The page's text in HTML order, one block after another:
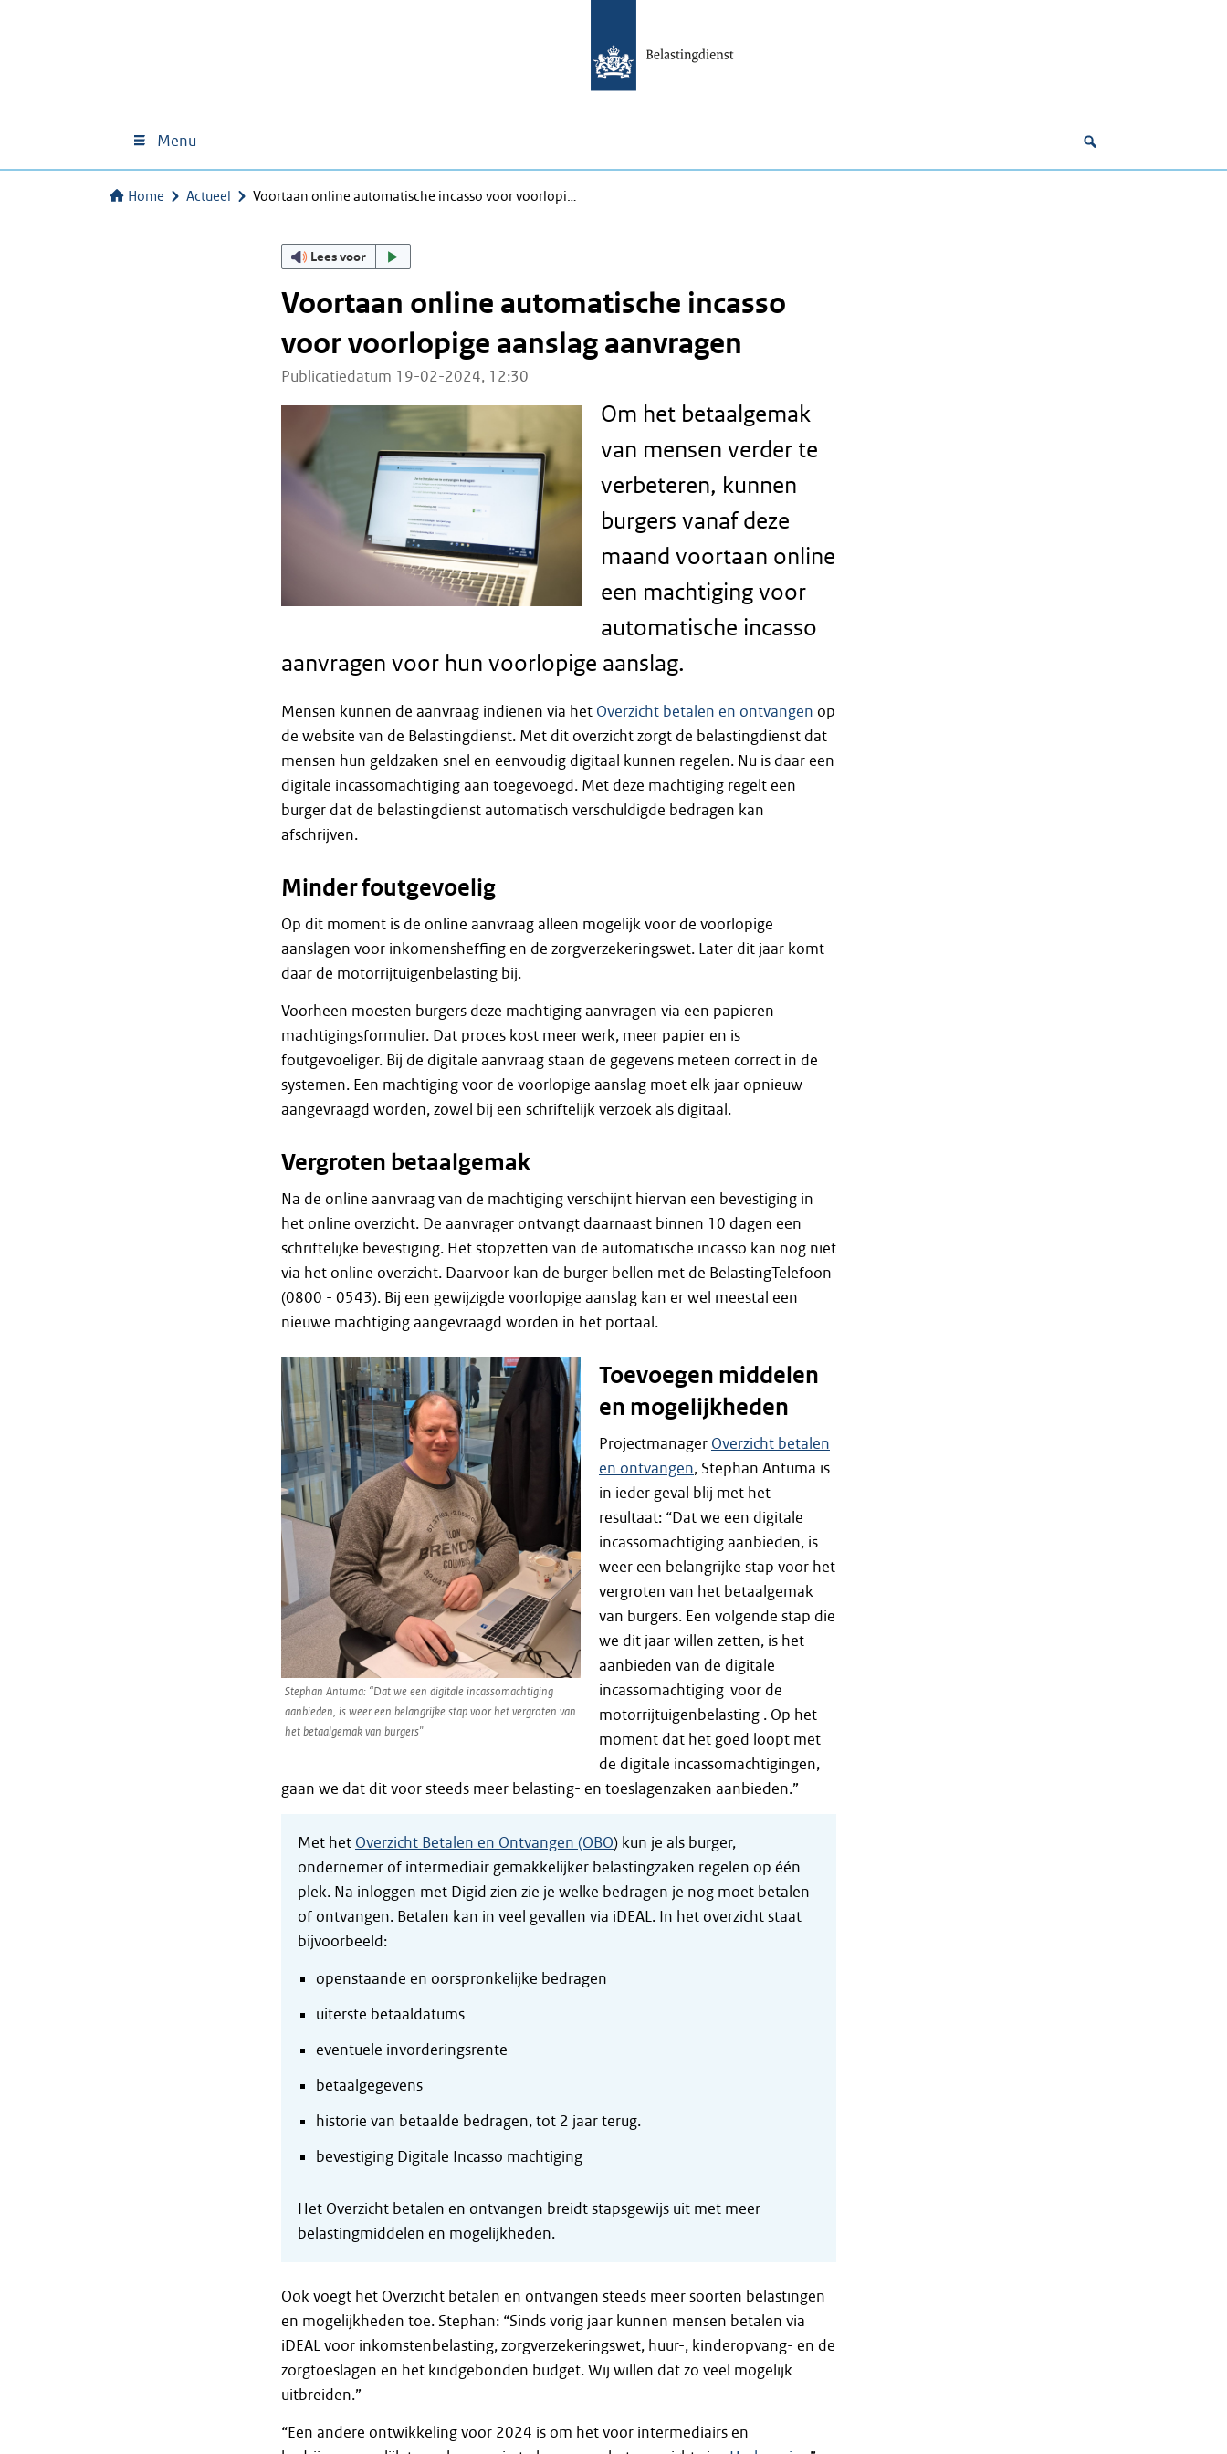
Menu
Home Actueel Voortaan online automatische incasso voor voorlopi…
Lees voor
Voortaan online automatische incasso
voor voorlopige aanslag aanvragen
Publicatiedatum 19-02-2024, 12:30
Om het betaalgemak
van mensen verder te
verbeteren, kunnen
burgers vanaf deze
maand voortaan online
een machtiging voor
automatische incasso
aanvragen voor hun voorlopige aanslag.
Mensen kunnen de aanvraag indienen via het Overzicht betalen en ontvangen op
de website van de Belastingdienst. Met dit overzicht zorgt de belastingdienst dat
mensen hun geldzaken snel en eenvoudig digitaal kunnen regelen. Nu is daar een
digitale incassomachtiging aan toegevoegd. Met deze machtiging regelt een
burger dat de belastingdienst automatisch verschuldigde bedragen kan
afschrijven.
Minder foutgevoelig
Op dit moment is de online aanvraag alleen mogelijk voor de voorlopige
aanslagen voor inkomensheffing en de zorgverzekeringswet. Later dit jaar komt
daar de motorrijtuigenbelasting bij.
Voorheen moesten burgers deze machtiging aanvragen via een papieren
machtigingsformulier. Dat proces kost meer werk, meer papier en is
foutgevoeliger. Bij de digitale aanvraag staan de gegevens meteen correct in de
systemen. Een machtiging voor de voorlopige aanslag moet elk jaar opnieuw
aangevraagd worden, zowel bij een schriftelijk verzoek als digitaal.
Vergroten betaalgemak
Na de online aanvraag van de machtiging verschijnt hiervan een bevestiging in
het online overzicht. De aanvrager ontvangt daarnaast binnen 10 dagen een
schriftelijke bevestiging. Het stopzetten van de automatische incasso kan nog niet
via het online overzicht. Daarvoor kan de burger bellen met de BelastingTelefoon
(0800 - 0543). Bij een gewijzigde voorlopige aanslag kan er wel meestal een
nieuwe machtiging aangevraagd worden in het portaal.
Stephan Antuma: “Dat we een digitale incassomachtiging
aanbieden, is weer een belangrijke stap voor het vergroten van
het betaalgemak van burgers"
Toevoegen middelen
en mogelijkheden
Projectmanager Overzicht betalen
en ontvangen, Stephan Antuma is
in ieder geval blij met het
resultaat: “Dat we een digitale
incassomachtiging aanbieden, is
weer een belangrijke stap voor het
vergroten van het betaalgemak
van burgers. Een volgende stap die
we dit jaar willen zetten, is het
aanbieden van de digitale
incassomachtiging voor de
motorrijtuigenbelasting . Op het
moment dat het goed loopt met
de digitale incassomachtigingen,
gaan we dat dit voor steeds meer belasting- en toeslagenzaken aanbieden.”
Met het Overzicht Betalen en Ontvangen (OBO) kun je als burger,
ondernemer of intermediair gemakkelijker belastingzaken regelen op één
plek. Na inloggen met Digid zien zie je welke bedragen je nog moet betalen
of ontvangen. Betalen kan in veel gevallen via iDEAL. In het overzicht staat
bijvoorbeeld:
openstaande en oorspronkelijke bedragen
uiterste betaaldatums
eventuele invorderingsrente
betaalgegevens
historie van betaalde bedragen, tot 2 jaar terug.
bevestiging Digitale Incasso machtiging
Het Overzicht betalen en ontvangen breidt stapsgewijs uit met meer
belastingmiddelen en mogelijkheden.
Ook voegt het Overzicht betalen en ontvangen steeds meer soorten belastingen
en mogelijkheden toe. Stephan: “Sinds vorig jaar kunnen mensen betalen via
iDEAL voor inkomstenbelasting, zorgverzekeringswet, huur-, kinderopvang- en de
zorgtoeslagen en het kindgebonden budget. Wij willen dat zo veel mogelijk
uitbreiden.”
“Een andere ontwikkeling voor 2024 is om het voor intermediairs en